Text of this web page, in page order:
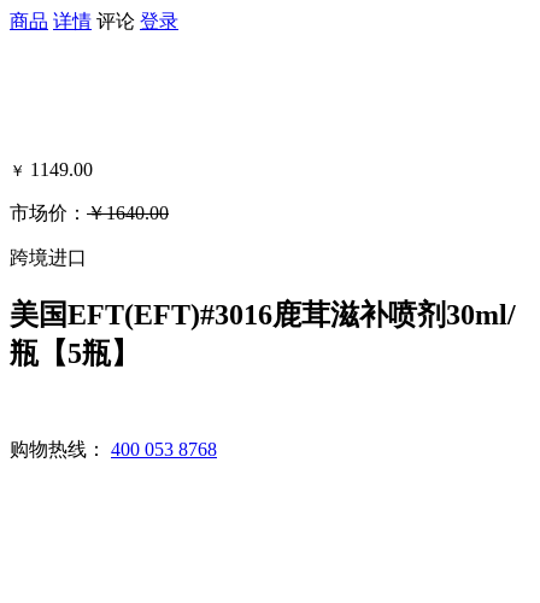
商品 详情 评论 登录
￥ 1149.00
市场价： ￥1640.00
跨境进口
美国EFT(EFT)#3016鹿茸滋补喷剂30ml/
瓶【5瓶】
购物热线： 400 053 8768